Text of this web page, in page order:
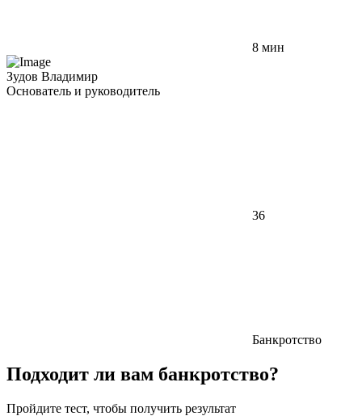
8 мин
Зудов Владимир
Основатель и руководитель
36
Банкротство
Подходит ли вам банкротство?
Пройдите тест, чтобы получить результат